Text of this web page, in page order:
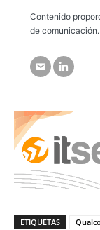
Contenido
de comunicación.
ETIQUETAS